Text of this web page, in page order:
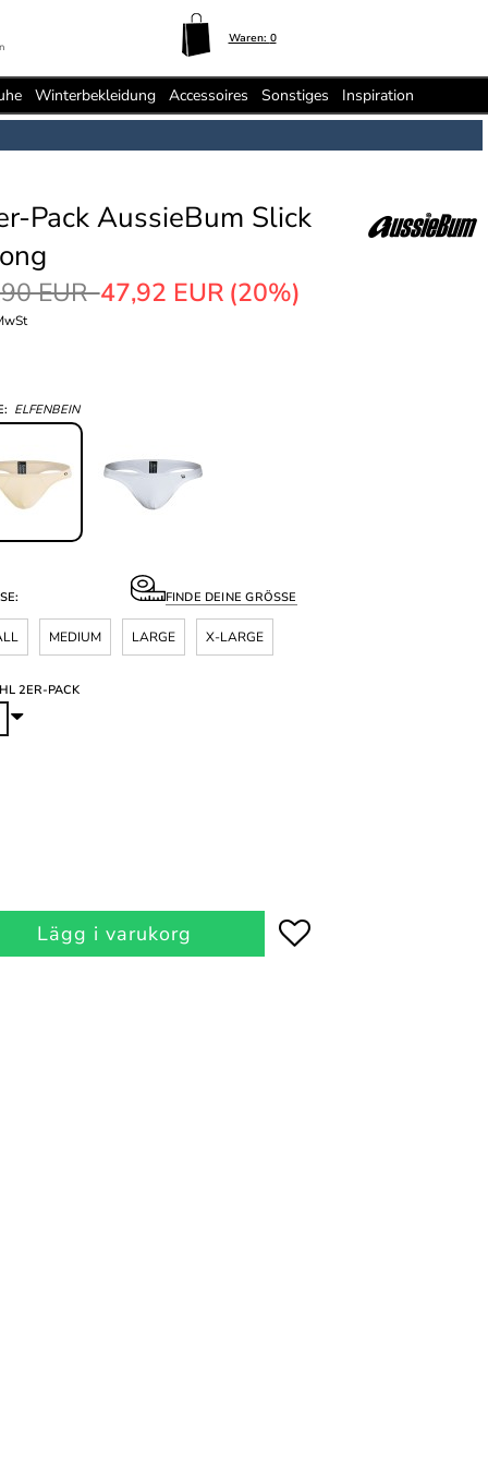
Waren: 0
Winterbekleidung Accessoires Sonstiges Inspiration
Pack AussieBum Slick
EUR47,92 EUR (20%)
ELFENBEIN
FINDE DEINE GRÖSSE
MEDIUM LARGE X-LARGE
2ER-PACK
Lägg i varukorg